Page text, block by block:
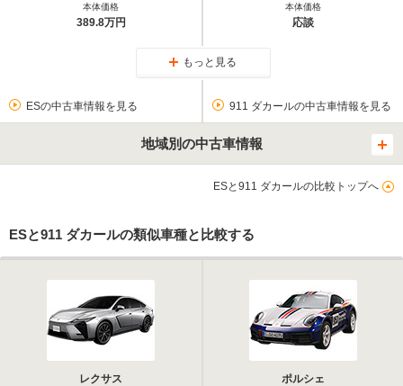
本体価格
389.8万円
本体価格
応談
もっと見る
ESの中古車情報を見る 911 ダカールの中古車情報を見る
地域別の中古車情報
ESと911 ダカールの比較トップへ
ESと911 ダカールの類似車種と比較する
レクサス
ポルシェ